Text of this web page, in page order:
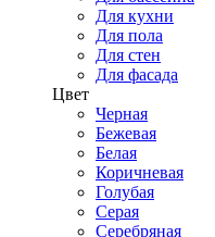
Для кухни
Для пола
Для стен
Для фасада
Цвет
Черная
Бежевая
Белая
Коричневая
Голубая
Серая
Серебряная